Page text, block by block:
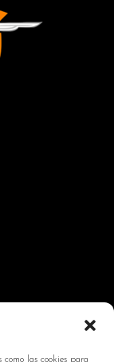
como las cookies para